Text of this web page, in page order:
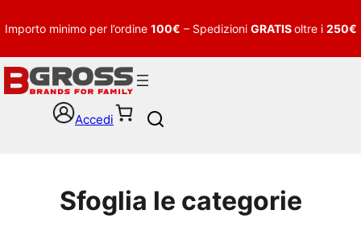
Importo minimo per l’ordine 100€ – Spedizioni GRATISoltre i 250€
Accedi
h
Sfoglia le categorie